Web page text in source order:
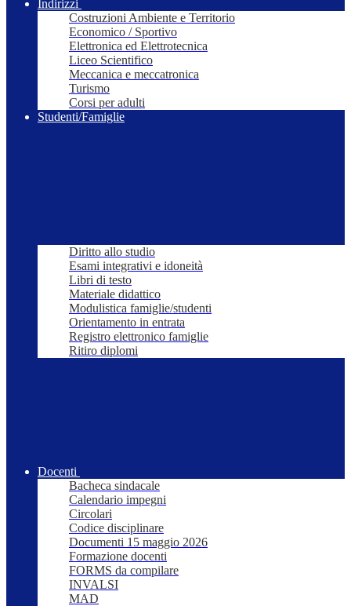
Indirizzi
Costruzioni Ambiente e Territorio
Economico / Sportivo
Elettronica ed Elettrotecnica
Liceo Scientifico
Meccanica e meccatronica
Turismo
Corsi per adulti
Studenti/Famiglie
Diritto allo studio
Esami integrativi e idoneità
Libri di testo
Materiale didattico
Modulistica famiglie/studenti
Orientamento in entrata
Registro elettronico famiglie
Ritiro diplomi
Docenti
Bacheca sindacale
Calendario impegni
Circolari
Codice disciplinare
Documenti 15 maggio 2026
Formazione docenti
FORMS da compilare
INVALSI
MAD